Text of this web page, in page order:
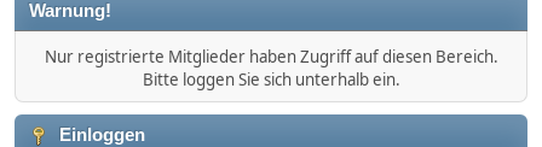
Warnung!
Nur registrierte Mitglieder haben Zugriff auf diesen Bereich.
Bitte loggen Sie sich unterhalb ein.
Einloggen